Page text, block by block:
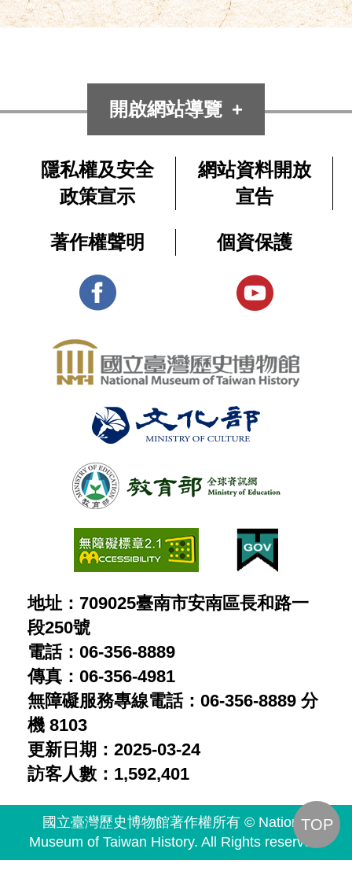
開啟網站導覽
隱私權及安全
政策宣示
網站資料開放
宣告
著作權聲明 個資保護
地址：709025臺南市安南區長和路一
段250號
電話：06-356-8889
傳真：06-356-4981
無障礙服務專線電話：06-356-8889 分
機 8103
更新日期：2025-03-24
訪客人數：1,592,401
國立臺灣歷史博物館著作權所有 © National
Museum of Taiwan History. All Rights reserved.
TOP